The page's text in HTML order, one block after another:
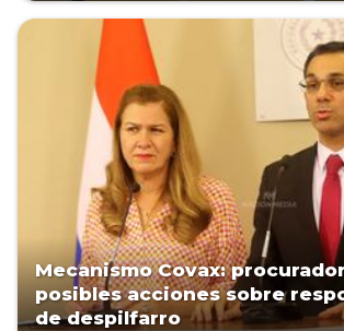
Mecanismo Covax:
posibles acciones sobre
de despilfarro